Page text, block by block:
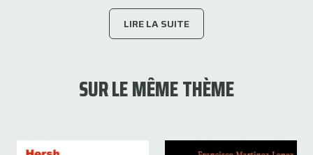
LIRE LA SUITE
SUR LE MÊME THÈME